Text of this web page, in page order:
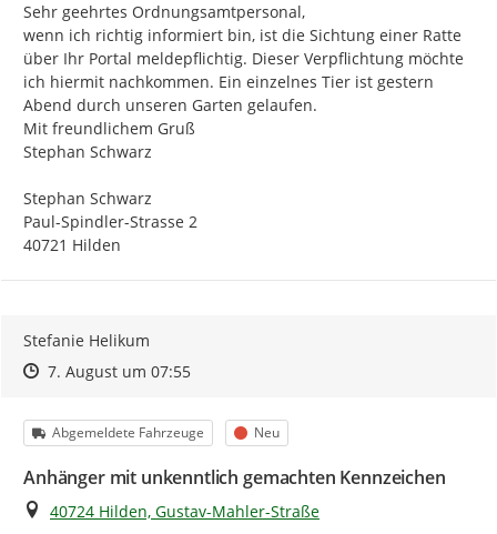
Sehr geehrtes Ordnungsamtpersonal,
wenn ich richtig informiert bin, ist die Sichtung einer Ratte
über Ihr Portal meldepflichtig. Dieser Verpflichtung möchte
ich hiermit nachkommen. Ein einzelnes Tier ist gestern
Abend durch unseren Garten gelaufen.
Mit freundlichem Gruß
Stephan Schwarz
Stephan Schwarz
Paul-Spindler-Strasse 2
40721 Hilden
Stefanie Helikum
Zeitpunkt des Erstellens
Zeitpunkt des Erstellens
7. August um 07:55Zur Äußerung
Kategorie
Abgemeldete Fahrzeuge Status
Neu
Anhänger mit unkenntlich gemachten Kennzeichen
Ort
40724 Hilden, Gustav-Mahler-Straße